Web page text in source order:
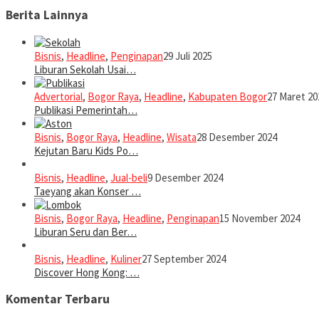
Berita Lainnya
Bisnis, Headline, Penginapan29 Juli 2025
Liburan Sekolah Usai…
Advertorial, Bogor Raya, Headline, Kabupaten Bogor27 Maret
Publikasi Pemerintah…
Bisnis, Bogor Raya, Headline, Wisata28 Desember 2024
Kejutan Baru Kids Po…
Bisnis, Headline, Jual-beli9 Desember 2024
Taeyang akan Konser …
Bisnis, Bogor Raya, Headline, Penginapan15 November 2024
Liburan Seru dan Ber…
Bisnis, Headline, Kuliner27 September 2024
Discover Hong Kong: …
Komentar Terbaru